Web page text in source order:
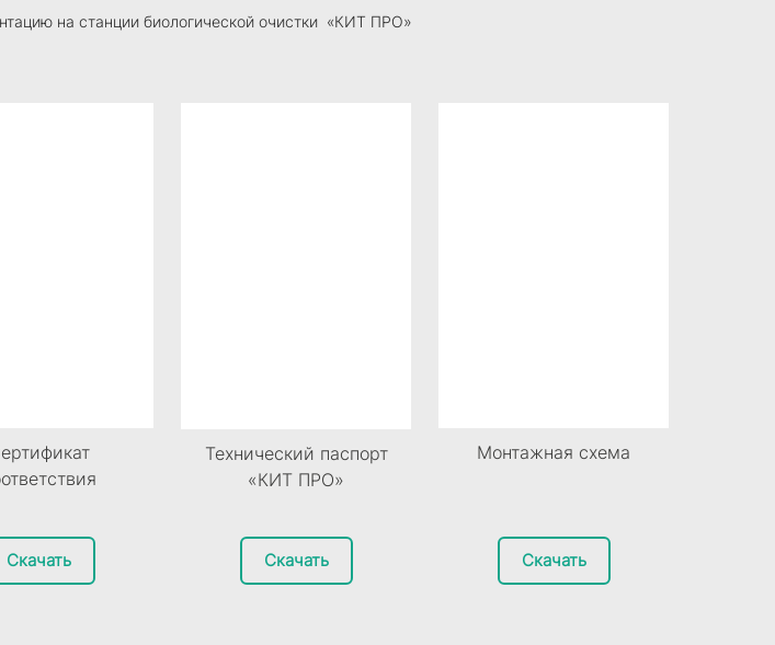
на станции биологической очистки «КИТ ПРО»
Скачать
Технический паспорт
«КИТ ПРО»
Скачать
Монтажная схема
Скачать